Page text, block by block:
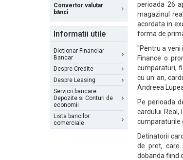
Convertor valutar
bănci
Informatii utile
Dictionar Financiar-
Bancar
Despre Credite
Despre Leasing
Servicii bancare:
Depozite si Conturi de
economii
Lista bancilor
comerciale
perioada 26
magazinul
acordata in
forma de
"Pentru a veni
Finance o
cumparaturi,
cu un an,
Andreea
Pe perioada
cardului Real,
cumparaturile
Detinatorii
de pret, care
dobanda fiind